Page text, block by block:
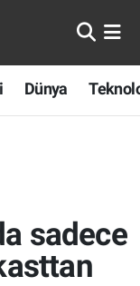
Dünya
sadece